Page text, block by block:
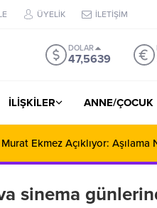
ÜYELİK İLETİŞİM
DOLAR
47,5639
İLİŞKİLER ANNE/ÇOCUK
Ekmez Açıklıyor: Aşılama
sinema